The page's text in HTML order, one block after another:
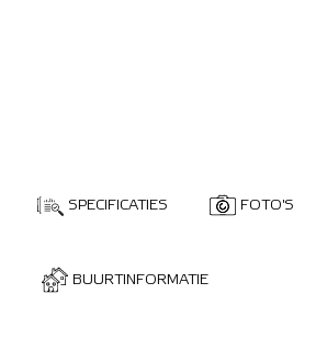
SPECIFICATIES FOTO'S
BUURTINFORMATIE